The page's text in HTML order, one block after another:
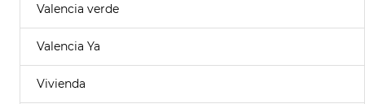
Valencia verde
Valencia Ya
Vivienda